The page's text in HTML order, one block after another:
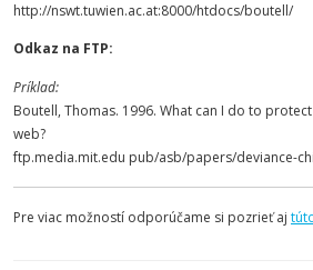
http://nswt.tuwien.ac.at:8000/htdocs/boutell/
Odkaz na FTP:
Príklad:
Boutell, Thomas. 1996. What can I do to
web?
ftp.media.mit.edu pub/asb/papers/deviance-
Pre viac možností odporúčame si pozrieť aj